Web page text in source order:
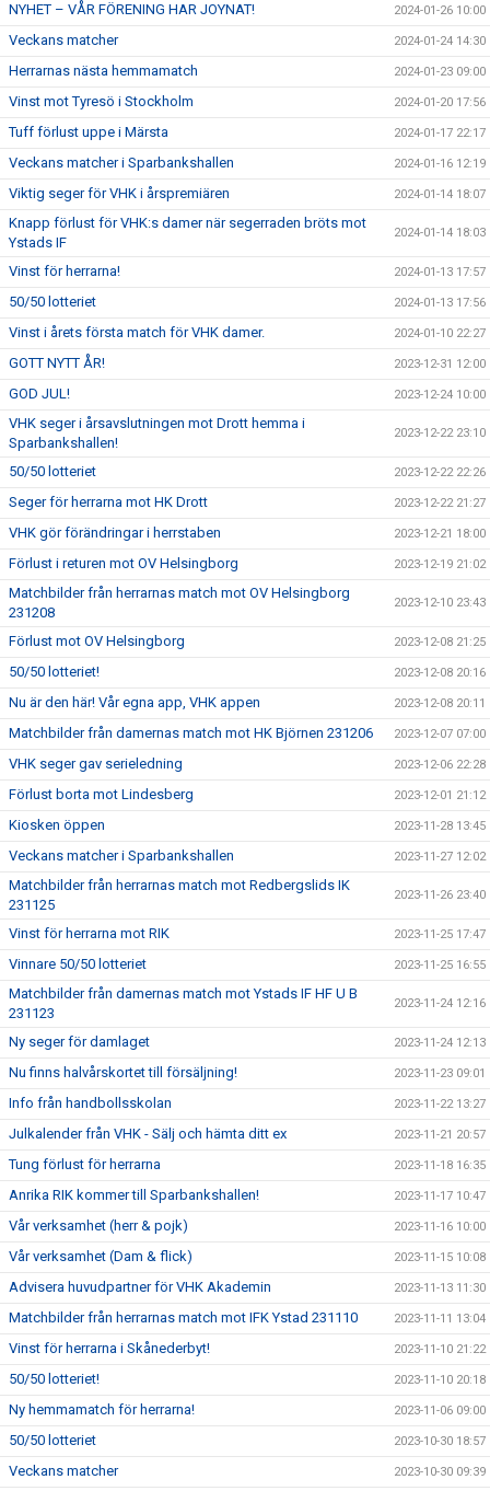
NYHET – VÅR FÖRENING HAR JOYNAT! 2024-01-26 10:00
Veckans matcher 2024-01-24 14:30
Herrarnas nästa hemmamatch 2024-01-23 09:00
Vinst mot Tyresö i Stockholm 2024-01-20 17:56
Tuff förlust uppe i Märsta 2024-01-17 22:17
Veckans matcher i Sparbankshallen 2024-01-16 12:19
Viktig seger för VHK i årspremiären 2024-01-14 18:07
Knapp förlust för VHK:s damer när segerraden bröts mot
Ystads IF
2024-01-14 18:03
Vinst för herrarna! 2024-01-13 17:57
50/50 lotteriet 2024-01-13 17:56
Vinst i årets första match för VHK damer. 2024-01-10 22:27
GOTT NYTT ÅR! 2023-12-31 12:00
GOD JUL! 2023-12-24 10:00
VHK seger i årsavslutningen mot Drott hemma i
Sparbankshallen!
2023-12-22 23:10
50/50 lotteriet 2023-12-22 22:26
Seger för herrarna mot HK Drott 2023-12-22 21:27
VHK gör förändringar i herrstaben 2023-12-21 18:00
Förlust i returen mot OV Helsingborg 2023-12-19 21:02
Matchbilder från herrarnas match mot OV Helsingborg
231208
2023-12-10 23:43
Förlust mot OV Helsingborg 2023-12-08 21:25
50/50 lotteriet! 2023-12-08 20:16
Nu är den här! Vår egna app, VHK appen 2023-12-08 20:11
Matchbilder från damernas match mot HK Björnen 231206 2023-12-07 07:00
VHK seger gav serieledning 2023-12-06 22:28
Förlust borta mot Lindesberg 2023-12-01 21:12
Kiosken öppen 2023-11-28 13:45
Veckans matcher i Sparbankshallen 2023-11-27 12:02
Matchbilder från herrarnas match mot Redbergslids IK
231125
2023-11-26 23:40
Vinst för herrarna mot RIK 2023-11-25 17:47
Vinnare 50/50 lotteriet 2023-11-25 16:55
Matchbilder från damernas match mot Ystads IF HF U B
231123
2023-11-24 12:16
Ny seger för damlaget 2023-11-24 12:13
Nu finns halvårskortet till försäljning! 2023-11-23 09:01
Info från handbollsskolan 2023-11-22 13:27
Julkalender från VHK - Sälj och hämta ditt ex 2023-11-21 20:57
Tung förlust för herrarna 2023-11-18 16:35
Anrika RIK kommer till Sparbankshallen! 2023-11-17 10:47
Vår verksamhet (herr & pojk) 2023-11-16 10:00
Vår verksamhet (Dam & flick) 2023-11-15 10:08
Advisera huvudpartner för VHK Akademin 2023-11-13 11:30
Matchbilder från herrarnas match mot IFK Ystad 231110 2023-11-11 13:04
Vinst för herrarna i Skånederbyt! 2023-11-10 21:22
50/50 lotteriet! 2023-11-10 20:18
Ny hemmamatch för herrarna! 2023-11-06 09:00
50/50 lotteriet 2023-10-30 18:57
Veckans matcher 2023-10-30 09:39